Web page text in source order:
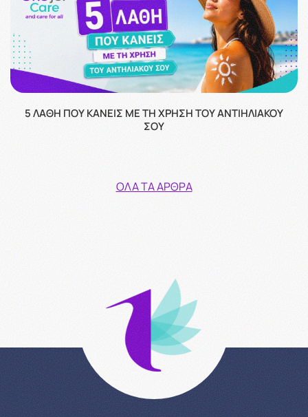
5 ΛΆΘΗ ΠΟΥ ΚΆΝΕΙΣ ΜΕ ΤΗ ΧΡΉΣΗ ΤΟΥ ΑΝΤΙΗΛΙΑΚΟΎ
ΣΟΥ
ΌΛΑ ΤΑ ΆΡΘΡΑ